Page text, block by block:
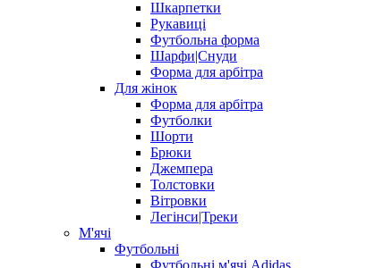
Шкарпетки
Рукавиці
Футбольна форма
Шарфи|Снуди
Форма для арбітра
Для жінок
Форма для арбітра
Футболки
Шорти
Брюки
Джемпера
Толстовки
Вітровки
Легінси|Треки
М'ячі
Футбольні
Футбольні м'ячі Adidas